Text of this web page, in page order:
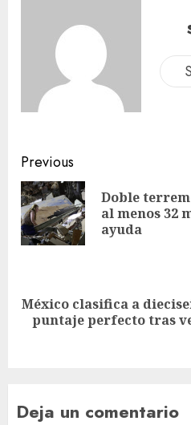
Previous
Doble
al menos 32
ayuda
México clasifica a
puntaje perfecto tras
Deja un comentario